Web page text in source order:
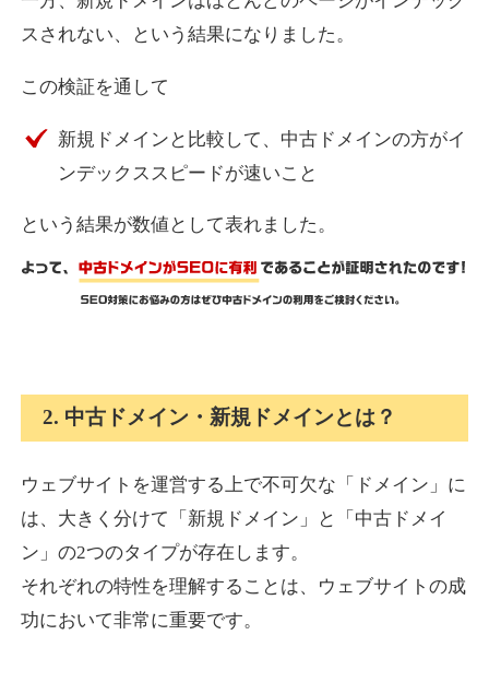
詳細を見る
express-soft.com
DA38 外部リンク数
10,800円 入札 0件
詳細を見る
fukuoka-marathon.com
torigirl-movie.com
ジャンルその他
DA38 外部リンク数 383 ドメイン年齢10年
10,800円 入札 0件
スされない、という結果になりました。
この検証を通して
新規ドメインと比較して、中古ドメインの方がイ
ンデックススピードが速いこと
という結果が数値として表れました。
2. 中古ドメイン・新規ドメインとは？
ウェブサイトを運営する上で不可欠な「ドメイン」に
は、大きく分けて「新規ドメイン」と「中古ドメイ
ン」の2つのタイプが存在します。
それぞれの特性を理解することは、ウェブサイトの成
功において非常に重要です。